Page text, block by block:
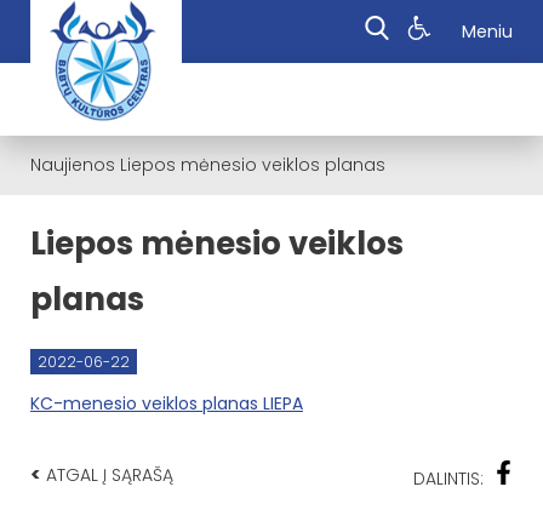
Meniu
Naujienos Liepos mėnesio veiklos planas
Liepos mėnesio veiklos
planas
2022-06-22
KC-menesio veiklos planas LIEPA
< ATGAL Į SĄRAŠĄ DALINTIS: